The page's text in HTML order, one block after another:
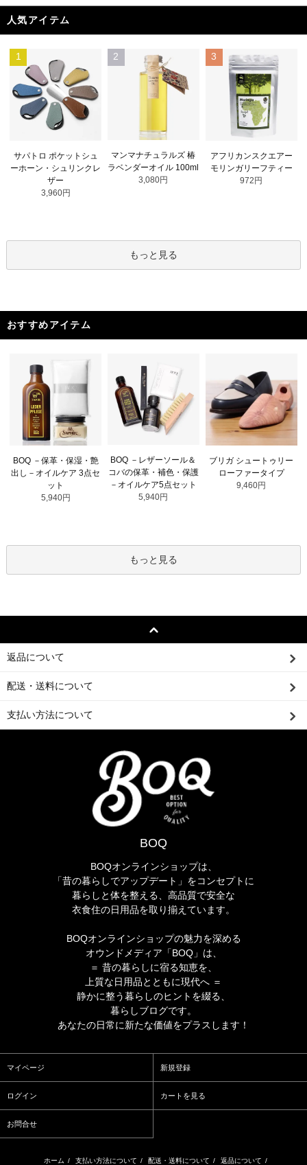
人気アイテム
1
サパトロ ポケットシュ
ーホーン・シュリンクレ
ザー
3,960円
2
マンマナチュラルズ 椿
ラベンダーオイル 100ml
3,080円
3
アフリカンスクエアー
モリンガリーフティー
972円
もっと見る
おすすめアイテム
BOQ －保革・保湿・艶
出し－オイルケア 3点セ
ット
5,940円
BOQ －レザーソール＆
コバの保革・補色・保護
－オイルケア5点セット
5,940円
ブリガ シュートゥリー
ローファータイプ
9,460円
もっと見る
返品について
配送・送料について
支払い方法について
BOQ
BOQオンラインショップは、
「昔の暮らしでアップデート」をコンセプトに
暮らしと体を整える、高品質で安全な
衣食住の日用品を取り揃えています。
BOQオンラインショップの魅力を深める
オウンドメディア「BOQ」は、
＝ 昔の暮らしに宿る知恵を、
上質な日用品とともに現代へ ＝
静かに整う暮らしのヒントを綴る、
暮らしブログです。
あなたの日常に新たな価値をプラスします！
マイページ 新規登録
ログイン カートを見る
お問合せ
ホーム / 支払い方法について / 配送・送料について / 返品について /